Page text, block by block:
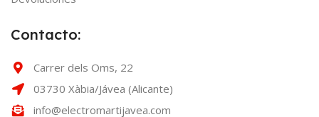
Contacto:
Carrer dels Oms, 22
03730 Xàbia/Jávea (Alicante)
info@electromartijavea.com